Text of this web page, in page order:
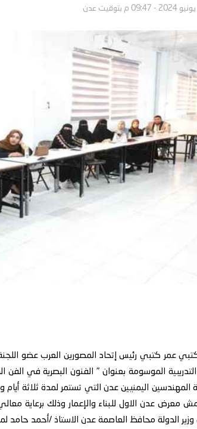
عمر كتبي رئيس إتحاد المصورين العرب عضو اللجنة
الموسومة بعنوان " الفنون البصرية في
المهندسين اليمنيين عدن التي تستمر لمدة ثلاثة
معرض عدن الاول للبناء والإعمار وذلك برعاية
وزير الدولة محافظ العاصمة عدن الاستاذ /أحمد حامد